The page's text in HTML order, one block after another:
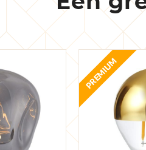
PREMIUM